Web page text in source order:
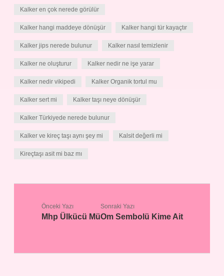
Kalker en çok nerede görülür
Kalker hangi maddeye dönüşür Kalker hangi tür kayaçtır
Kalker jips nerede bulunur Kalker nasıl temizlenir
Kalker ne oluşturur Kalker nedir ne işe yarar
Kalker nedir vikipedi Kalker Organik tortul mu
Kalker sert mi Kalker taşı neye dönüşür
Kalker Türkiyede nerede bulunur
Kalker ve kireç taşı aynı şey mi Kalsit değerli mi
Kireçtaşı asit mi baz mı
Önceki Yazı
Mhp Ülkücü Mü
Sonraki Yazı
Om Sembolü Kime Ait